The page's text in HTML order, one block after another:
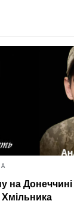
на
Хмільника